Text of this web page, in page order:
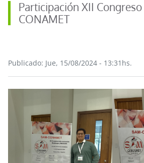
Participación XII
CONAMET
Publicado: Jue, 15/08/2024 - 13:31hs.